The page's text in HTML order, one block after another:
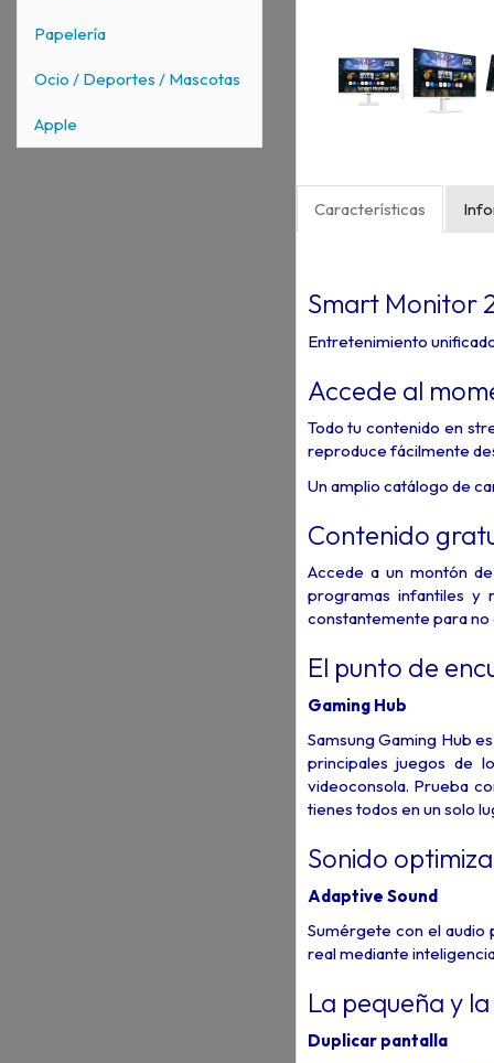
Papelería
Ocio / Deportes / Mascotas
Apple
Características
Smart Monitor
Entretenimiento
Accede al
Todo tu contenido en
reproduce fácilmente
Un amplio catálogo de
Contenido
Accede a un montón
programas infantiles y
constantemente para
El punto de
Gaming Hub
Samsung Gaming Hub
principales juegos de
videoconsola. Prueba
tienes todos en un solo
Sonido
Adaptive Sound
Sumérgete con el audio
real mediante
La pequeña y
Duplicar pantalla